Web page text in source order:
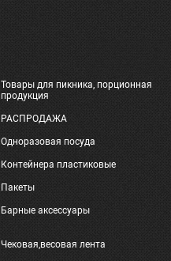
Товары для пикника, порционная
продукция
РАСПРОДАЖА
Одноразовая посуда
Контейнера пластиковые
Пакеты
Барные аксессуары
Чековая,весовая лента